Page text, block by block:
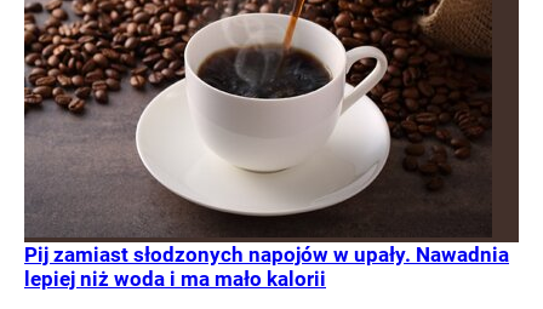
Pij zamiast słodzonych napojów w upały. Nawadnia
lepiej niż woda i ma mało kalorii